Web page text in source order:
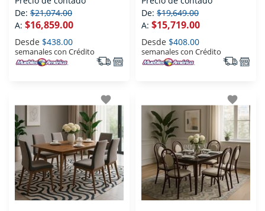
De: $21,074.00
A: $16,859.00
Desde $438.00
semanales con Crédito
De: $19,649.00
A: $15,719.00
Desde $408.00
semanales con Crédito
favorite favorite